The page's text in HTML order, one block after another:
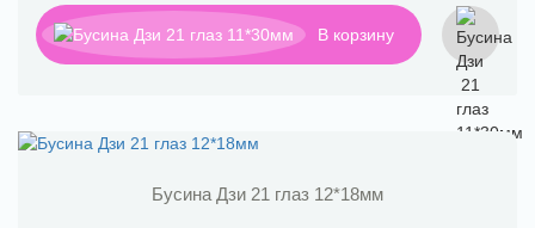
В корзину
Бусина Дзи 21 глаз 12*18мм